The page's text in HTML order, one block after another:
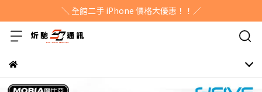
＼ 全館二手 iPhone 價格大優惠！！／